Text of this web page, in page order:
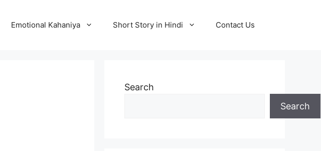
Emotional Kahaniya Short Story in Hindi Contact Us
Search
Search